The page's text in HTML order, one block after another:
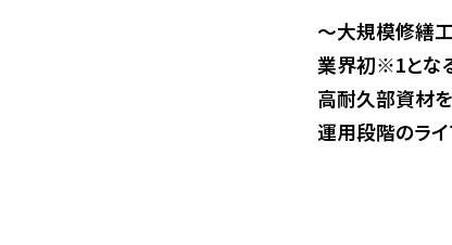
～大規模修繕
業界初※1とな
高耐久部資材
運用段階のラ